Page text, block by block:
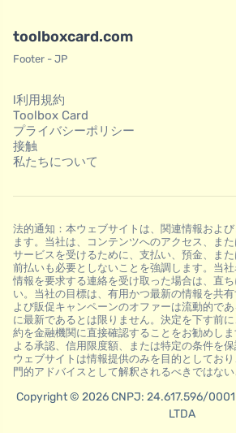
toolboxcard.com
Footer - JP
l利用規約
Toolbox Card
プライバシーポリシー
接触
私たちについて
法的通知：本ウェブサイトは、関連情報およ
ます。当社は、コンテンツへのアクセス、ま
サービスを受けるために、支払い、預金、ま
前払いも必要としないことを強調します。当
情報を要求する連絡を受け取った場合は、直
い。当社の目標は、有用かつ最新の情報を共
よび販促キャンペーンのオファーは流動的で
に最新であるとは限りません。決定を下す前
約を金融機関に直接確認することをお勧めし
よる承認、信用限度額、または特定の条件を
ウェブサイトは情報提供のみを目的としてお
門的アドバイスとして解釈されるべきではない
Copyright © 2026 CNPJ: 24.617.596/
LTDA